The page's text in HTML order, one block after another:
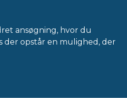
ansøgning, hvor du
opstår en mulighed, der